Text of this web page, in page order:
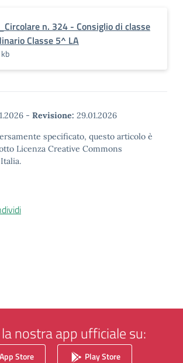
n. 324 - Consiglio di classe
Classe 5^ LA
- Revisione: 29.01.2026
specificato, questo articolo è
Licenza Creative Commons
nostra app ufficiale su:
App Store Play Store